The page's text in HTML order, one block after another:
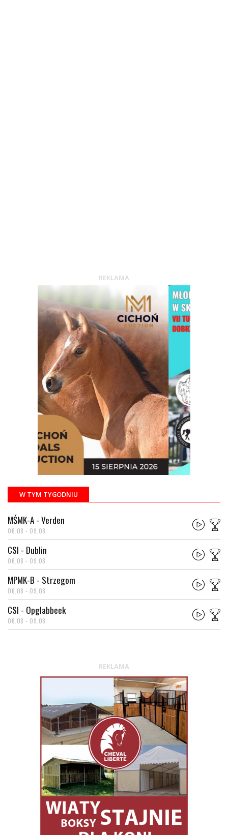
REKLAMA
W TYM TYGODNIU
MŚMK-A - Verden
06.08 - 09.08
CSI - Dublin
06.08 - 09.08
MPMK-B - Strzegom
06.08 - 09.08
CSI - Opglabbeek
06.08 - 09.08
REKLAMA